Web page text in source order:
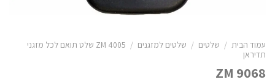
עמוד הבית / שלטים / שלטים למזגנים /
ZM 4005 שלט תואם לכל מזגני
תדיראן
ZM 9068